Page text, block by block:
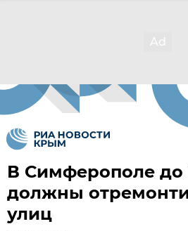
В Симферополе до
должны
улиц